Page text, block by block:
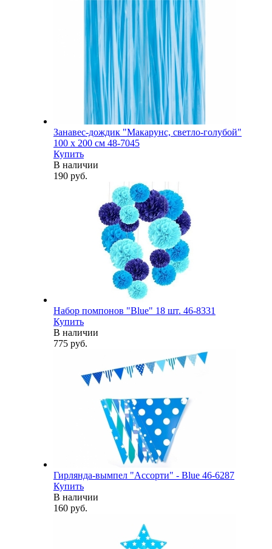
Занавес-дождик "Макарунс, светло-голубой"
100 х 200 см 48-7045
Купить
В наличии
190 руб.
Набор помпонов "Blue" 18 шт. 46-8331
Купить
В наличии
775 руб.
Гирлянда-вымпел "Ассорти" - Blue 46-6287
Купить
В наличии
160 руб.